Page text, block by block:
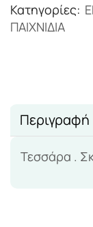
Κατηγορίες:
ΠΑΙΧΝΙΔΙΑ
Περιγραφή
Τεσσάρα .